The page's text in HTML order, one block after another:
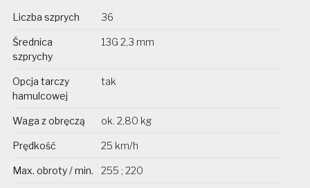
Liczba szprych 36
Średnica
szprychy
13G 2,3 mm
Opcja tarczy
hamulcowej
tak
Waga z obręczą ok. 2,80 kg
Prędkość 25 km/h
Max. obroty / min. 255 ; 220